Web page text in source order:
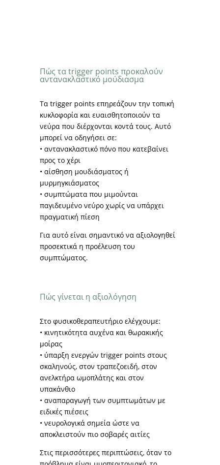
Πώς τα trigger points προκαλούν
αντανακλαστικό μούδιασμα
Τα trigger points επηρεάζουν την τοπική
κυκλοφορία και ευαισθητοποιούν τα
νεύρα που διέρχονται κοντά τους. Αυτό
μπορεί να οδηγήσει σε:
• αντανακλαστικό πόνο που κατεβαίνει
προς το χέρι
• αίσθηση μουδιάσματος ή
μυρμηγκιάσματος
• συμπτώματα που μιμούνται
παγιδευμένο νεύρο χωρίς να υπάρχει
πραγματική πίεση
Για αυτό είναι σημαντικό να αξιολογηθεί
προσεκτικά η προέλευση του
συμπτώματος.
Πώς γίνεται η αξιολόγηση
Στο φυσικοθεραπευτήριο ελέγχουμε:
• κινητικότητα αυχένα και θωρακικής
μοίρας
• ύπαρξη ενεργών trigger points στους
σκαληνούς, στον τραπεζοειδή, στον
ανελκτήρα ωμοπλάτης και στον
υπακάνθιο
• αναπαραγωγή των συμπτωμάτων με
ειδικές πιέσεις
• νευρολογικά σημεία ώστε να
αποκλειστούν πιο σοβαρές αιτίες
Στις περισσότερες περιπτώσεις, όταν το